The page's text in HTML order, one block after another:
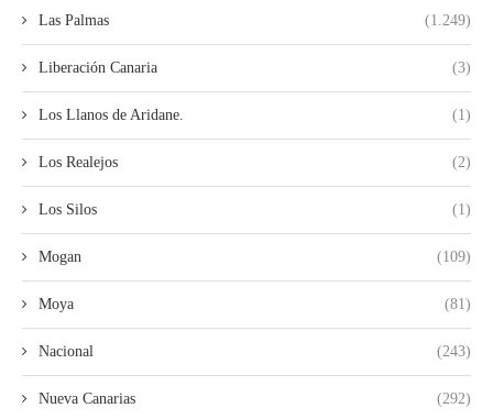
Las Palmas (1.249)
Liberación Canaria (3)
Los Llanos de Aridane. (1)
Los Realejos (2)
Los Silos (1)
Mogan (109)
Moya (81)
Nacional (243)
Nueva Canarias (292)